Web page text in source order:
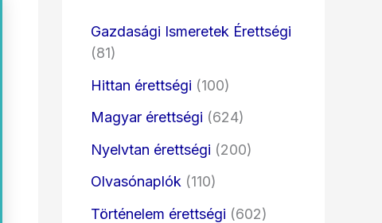
Gazdasági Ismeretek Érettségi
(81)
Hittan érettségi (100)
Magyar érettségi (624)
Nyelvtan érettségi (200)
Olvasónaplók (110)
Történelem érettségi (602)